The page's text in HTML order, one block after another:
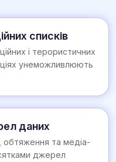
списків
і терористичних
унеможливлюють
даних
обтяження та медіа-
джерел